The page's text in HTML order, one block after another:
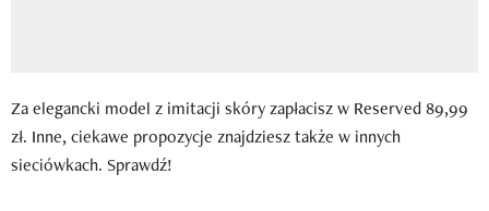
Za elegancki model z imitacji skóry zapłacisz w Reserved 89,99
zł. Inne, ciekawe propozycje znajdziesz także w innych
sieciówkach. Sprawdź!